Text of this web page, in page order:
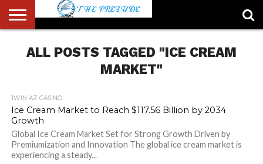
US
ACCOUNT
AUTHORS
LIST
FULL-
WIDTH
HOME
LATEST
NEWS
LOGIN
LOGOUT
MEMBERS
PASSWORD
RESET
REGISTER
SAMPLE
PAGE
TYPOGRAPHY
USER
ALL POSTS TAGGED "ICE CREAM
MARKET"
1WIN AZ CASINO
Ice Cream Market to Reach $117.56 Billion by 2034
Growth
Global Ice Cream Market Set for Strong Growth Driven by
Premiumization and Innovation The global ice cream market is
experiencing a steady...